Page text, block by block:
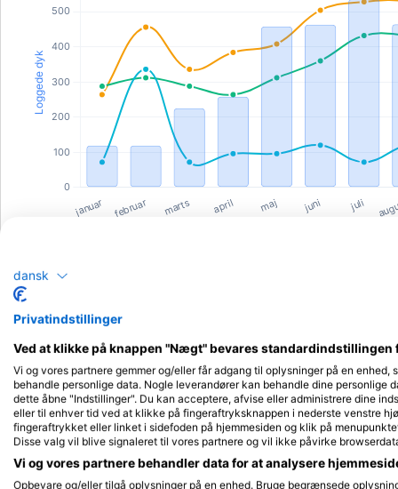
poolfaciliteter:Digital opdateringsmatrix: Øjeblikkelig
aktivering af dine digitale SSI Scuba Skills Update-
gennemgangsmaterialer via My Dive-appen, så du
genopfriske centrale dykkerregler derhjemme, før du
ankommer.Gennemgang af topside-færdigheder: En
hurtig, interaktiv briefing, der dækker
håndtegn og udstyrskonfiguration, før du bliver
wet.Træning i opvarmet bassin: En dedikeret,
poolsession i BCP Dolphin Leisure Centre på din
fredag aften.Fuld leje af SCUBA-enhed: Komplet brug
en førsteklasses rekreativ SCUBA-enhed (inklusiv et
eksponeringsdragt), der er skræddersyet til din
størrelse.Digital logning og bekræftelse: Officiel
bekræftelse af din opdatering udstedt direkte til din
mellem instruktører og dykkere. Denne lille gruppe
garanterer personlig coaching, et afslappet tempo og
absolut fokus på dit individuelle komfortniveau.Sprog
levering: Alle sikkerhedsbriefinger, poolsessioner og
digitale materialer leveres udelukkende på
engelsk.Håndtering af udstyr og personlige
krav:Obligatorisk personligt udstyr: For at overholde
standardkriterierne for personlig hygiejne og
egnethed skal alle deltagere eje og medbringe deres
egen personlige maske, snorkel og dykkerstøvler.
ting kan vælges, tilpasses og købes direkte fra Dorset
Diving Services forud for din planlagte
Dykkercentre
Dorset Diving Services JC Scuba Swindon
dansk
Privatindstillinger
Ved at klikke på knappen "Nægt" bevares standardindstillingen
Vi og vores partnere gemmer og/eller får adgang til oplysninger på en
behandle personlige data. Nogle leverandører kan behandle dine personlige
dette åbne "Indstillinger". Du kan acceptere, afvise eller administrere dine
eller til enhver tid ved at klikke på fingeraftryksknappen i nederste venstre
fingeraftrykket eller linket i sidefoden på hjemmesiden og klik på
Disse valg vil blive signaleret til vores partnere og vil ikke påvirke
Vi og vores partnere behandler data for at analysere
Opbevare og/eller tilgå oplysninger på en enhed. Bruge begrænsede